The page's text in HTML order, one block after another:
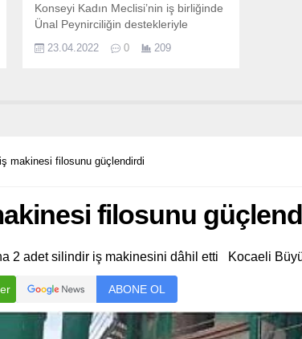
Konseyi Kadın Meclisi’nin iş birliğinde
Ünal Peynirciliğin destekleriyle
yapısına uygun Bahçe Satranç Takımı
23.04.2022 0 209
makinesi filosunu güçlendirdi
filosunu
2 adet silindir iş makinesini dâhil etti Kocaeli
ABONE OL